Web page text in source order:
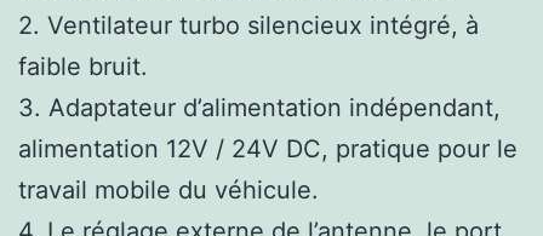
2. Ventilateur turbo silencieux intégré, à
faible bruit.
3. Adaptateur d’alimentation indépendant,
alimentation 12V / 24V DC, pratique pour le
travail mobile du véhicule.